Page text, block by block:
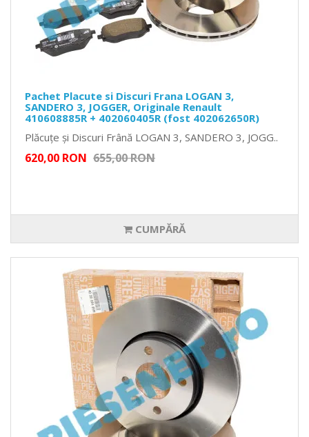
Pachet Placute si Discuri Frana LOGAN 3,
SANDERO 3, JOGGER, Originale Renault
410608885R + 402060405R (fost 402062650R)
Plăcuțe și Discuri Frână LOGAN 3, SANDERO 3, JOGG..
620,00 RON 655,00 RON
CUMPĂRĂ